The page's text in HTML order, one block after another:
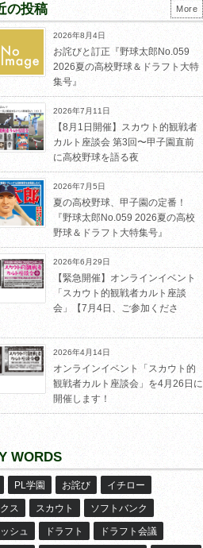
の投稿
2026年8月4日
お詫びと訂正『野球太郎No.059
2026夏の高校野球＆ドラフト大特
集号』
2026年7月11日
【8月1日開催】スカウト的観戦者
カルト座談会 第3回〜甲子園直前
に高校野球を語る夜
2026年7月5日
夏の高校野球、甲子園の定番！
『野球太郎No.059 2026夏の高校
野球＆ドラフト大特集号』
2026年6月29日
【緊急開催】オンラインイベント
「スカウト的観戦者カルト座談
会」【7月4日、ご参加くださ
2026年4月14日
オンラインイベント「スカウト的
観戦者カルト座談会」を4月26日に
開催します！
More
WORDS
PL学園 お詫び イチロー
ス スカウト ソフトバンク
シュ ドラフト ドラフト会議